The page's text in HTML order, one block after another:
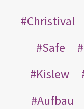
Christival
Safe
Kislew
Aufbau